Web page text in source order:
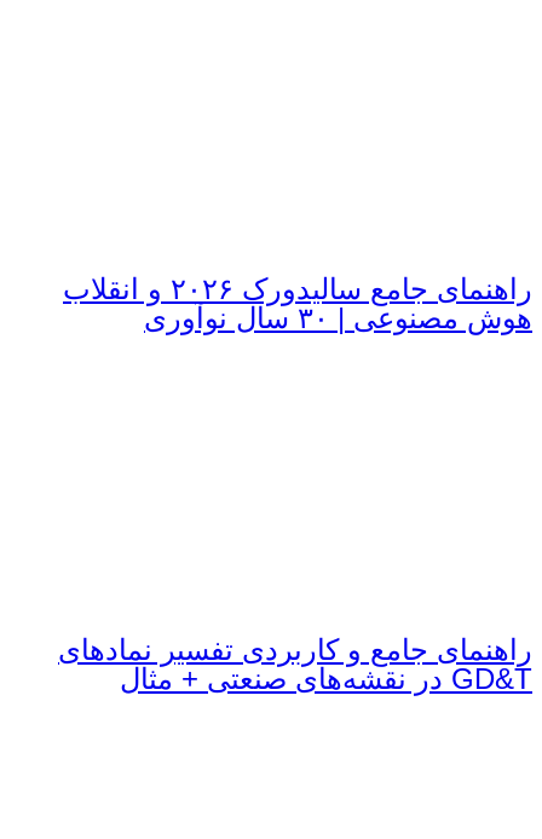
راهنمای جامع سالیدورک ۲۰۲۶ و انقلاب
هوش مصنوعی | ۳۰ سال نوآوری
راهنمای جامع و کاربردی تفسیر نمادهای
GD&T در نقشه‌های صنعتی + مثال